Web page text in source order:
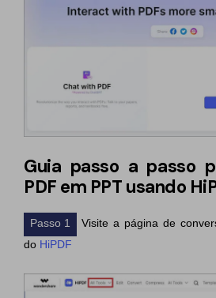
Guia passo a passo
PDF em PPT usando
Passo 1
Visite a página de
do HiPDF